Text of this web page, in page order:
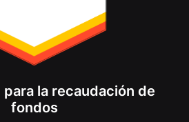
la recaudación de
fondos